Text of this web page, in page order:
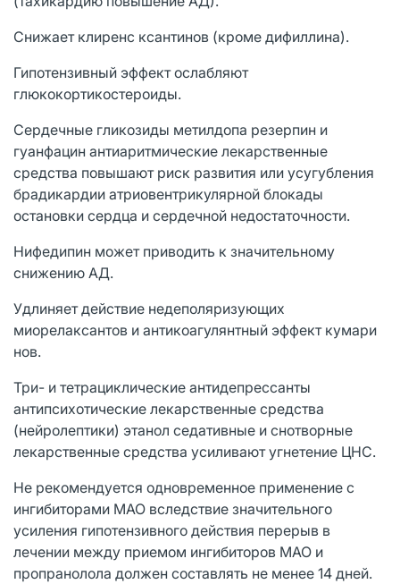
Снижает клиренс ксантинов (кроме дифиллина).
Гипотензивный эффект ослабляют
глюкокортикостероиды.
Сердечные гликозиды метилдопа резерпин и
гуанфацин антиаритмические лекарственные
средства повышают риск развития или усугубления
брадикардии атриовентрикулярной блокады
остановки сердца и сердечной недостаточности.
Нифедипин может приводить к значительному
снижению АД.
Удлиняет действие недеполяризующих
миорелаксантов и антикоагулянтный эффект кумари
нов.
Три- и тетрациклические антидепрессанты
антипсихотические лекарственные средства
(нейролептики) этанол седативные и снотворные
лекарственные средства усиливают угнетение ЦНС.
Не рекомендуется одновременное применение с
ингибиторами МАО вследствие значительного
усиления гипотензивного действия перерыв в
лечении между приемом ингибиторов МАО и
пропранолола должен составлять не менее 14 дней.